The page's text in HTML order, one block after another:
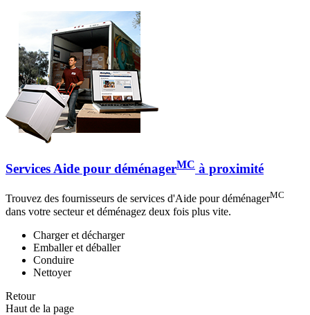
Services Aide pour déménagerMC à proximité
Trouvez des fournisseurs de services d'Aide pour déménagerMC
dans votre secteur et déménagez deux fois plus vite.
Charger et décharger
Emballer et déballer
Conduire
Nettoyer
Retour
Haut de la page